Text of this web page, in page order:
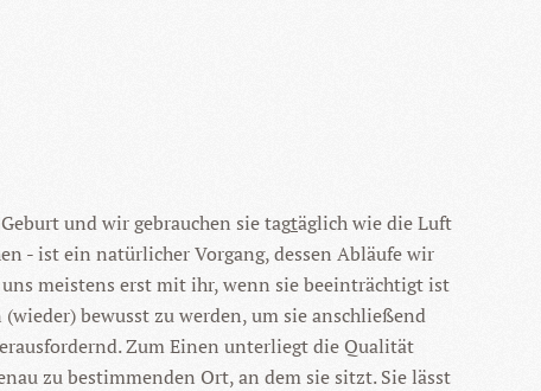
und wir gebrauchen sie tagtäglich wie die Luft
- ist ein natürlicher Vorgang, dessen Abläufe wir
meistens erst mit ihr, wenn sie beeinträchtigt ist
bewusst zu werden, um sie anschließend
Zum Einen unterliegt die Qualität
zu bestimmenden Ort, an dem sie sitzt. Sie lässt